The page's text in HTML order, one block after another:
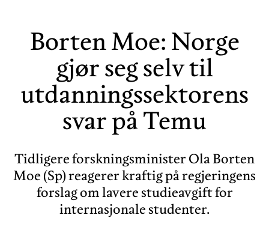
Borten Moe: Norge
gjør seg selv til
utdanningssektorens
svar på Temu
Tidligere forskningsminister Ola Borten
Moe (Sp) reagerer kraftig på regjeringens
forslag om lavere studieavgift for
internasjonale studenter.